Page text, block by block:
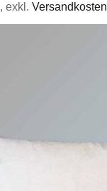
, exkl. Versandkosten